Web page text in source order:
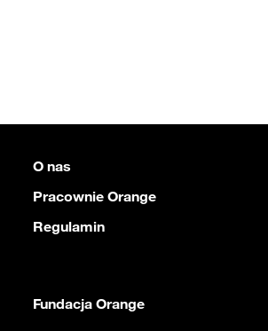
O nas
Pracownie Orange
Regulamin
Fundacja Orange